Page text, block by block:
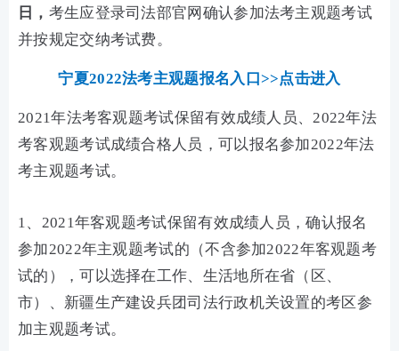
日， 考生应登录司法部官网确认参加法考主观题考试
并按规定交纳考试费。
宁夏2022法考主观题报名入口>>点击进入
2021年法考客观题考试保留有效成绩人员、2022年法
考客观题考试成绩合格人员，可以报名参加2022年法
考主观题考试。
1、2021年客观题考试保留有效成绩人员，确认报名
参加2022年主观题考试的（不含参加2022年客观题考
试的），可以选择在工作、生活地所在省（区、
市）、新疆生产建设兵团司法行政机关设置的考区参
加主观题考试。